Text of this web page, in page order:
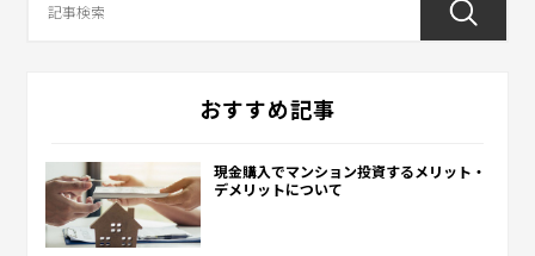
おすすめ記事
現金購入でマンション投資するメリット・
デメリットについて